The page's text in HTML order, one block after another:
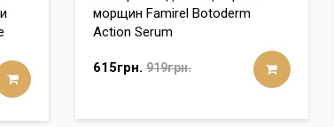
морщин Famirel Botoderm
Action Serum
615грн. 919грн.